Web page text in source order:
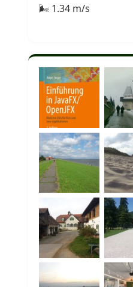
🌬 1.34 m/s